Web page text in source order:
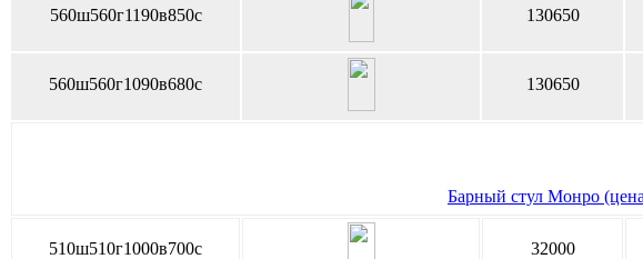
560ш560г1190в850с 130650
560ш560г1090в680с 130650
Барный стул Монро
510ш510г1000в700с 32000